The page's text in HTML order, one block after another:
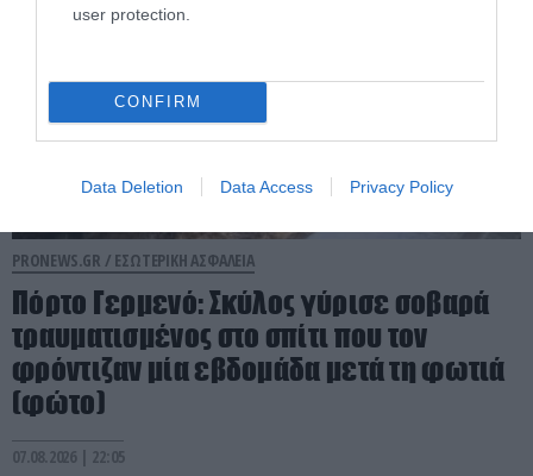
user protection.
CONFIRM
Data Deletion Data Access Privacy Policy
PRONEWS.GR / ΕΣΩΤΕΡΙΚΗ ΑΣΦΑΛΕΙΑ
Πόρτο Γερμενό: Σκύλος γύρισε σοβαρά
τραυματισμένος στο σπίτι που τον
φρόντιζαν μία εβδομάδα μετά τη φωτιά
(φώτο)
07.08.2026 | 22:05